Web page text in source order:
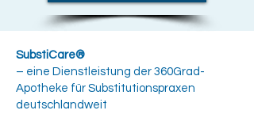
SubstiCare®
– eine Dienstleistung der 360Grad-
Apotheke​ für Substitutionspraxen
deutschlandweit